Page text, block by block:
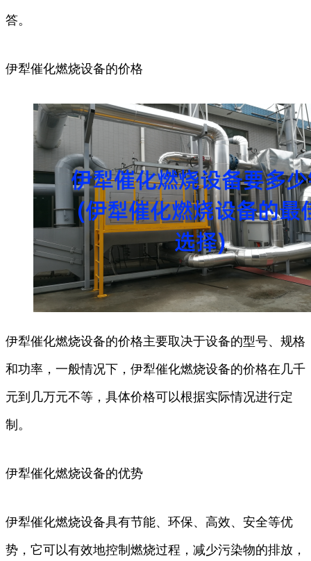
答。
伊犁催化燃烧设备的价格
伊犁催化燃烧设备的价格主要取决于设备的型号、规格
和功率，一般情况下，伊犁催化燃烧设备的价格在几千
元到几万元不等，具体价格可以根据实际情况进行定
制。
伊犁催化燃烧设备的优势
伊犁催化燃烧设备具有节能、环保、高效、安全等优
势，它可以有效地控制燃烧过程，减少污染物的排放，